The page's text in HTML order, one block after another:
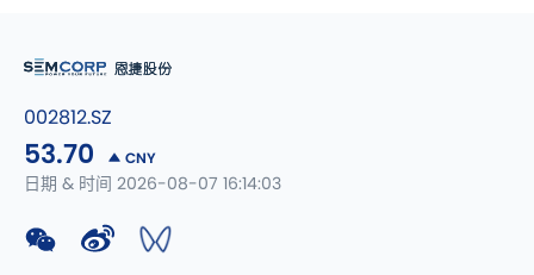
002812.SZ
53.70 CNY
日期 & 时间 2026-08-07 16:14:03